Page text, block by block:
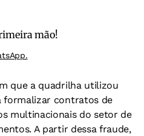
mão!
que a quadrilha utilizou
formalizar contratos de
multinacionais do setor de
A partir dessa fraude,